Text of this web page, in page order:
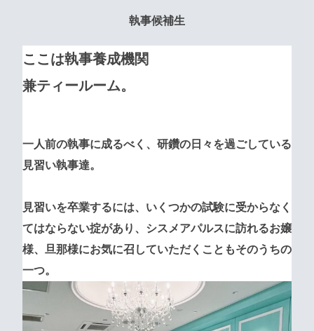
執事候補生
ここは執事養成機関
兼ティールーム。
一人前の執事に成るべく、研鑽の日々を過ごしている
見習い執事達。
見習いを卒業するには、いくつかの試験に受からなく
てはならない掟があり、シスメアパルスに訪れるお嬢
様、旦那様にお気に召していただくこともそのうちの
一つ。